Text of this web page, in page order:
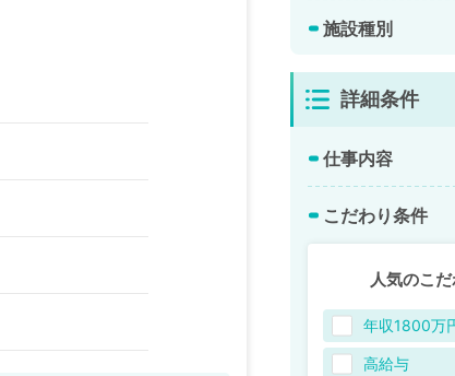
施設種別
詳細条件
仕事内容
こだわり条件
人気のこ
年収1800万
高給与